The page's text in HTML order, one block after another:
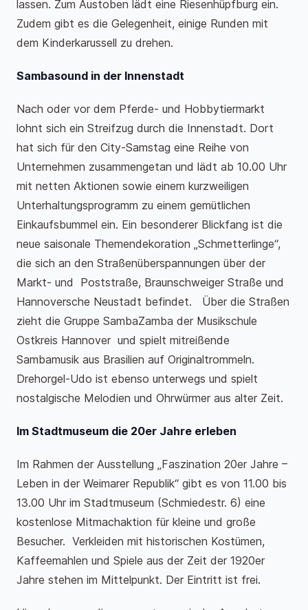
lassen. Zum Austoben lädt eine Riesenhüpfburg ein.
Zudem gibt es die Gelegenheit, einige Runden mit
dem Kinderkarussell zu drehen.
Sambasound in der Innenstadt
Nach oder vor dem Pferde- und Hobbytiermarkt
lohnt sich ein Streifzug durch die Innenstadt. Dort
hat sich für den City-Samstag eine Reihe von
Unternehmen zusammengetan und lädt ab 10.00 Uhr
mit netten Aktionen sowie einem kurzweiligen
Unterhaltungsprogramm zu einem gemütlichen
Einkaufsbummel ein. Ein besonderer Blickfang ist die
neue saisonale Themendekoration „Schmetterlinge“,
die sich an den Straßenüberspannungen über der
Markt- und Poststraße, Braunschweiger Straße und
Hannoversche Neustadt befindet. Über die Straßen
zieht die Gruppe SambaZamba der Musikschule
Ostkreis Hannover und spielt mitreißende
Sambamusik aus Brasilien auf Originaltrommeln.
Drehorgel-Udo ist ebenso unterwegs und spielt
nostalgische Melodien und Ohrwürmer aus alter Zeit.
Im Stadtmuseum die 20er Jahre erleben
Im Rahmen der Ausstellung „Faszination 20er Jahre –
Leben in der Weimarer Republik“ gibt es von 11.00 bis
13.00 Uhr im Stadtmuseum (Schmiedestr. 6) eine
kostenlose Mitmachaktion für kleine und große
Besucher. Verkleiden mit historischen Kostümen,
Kaffeemahlen und Spiele aus der Zeit der 1920er
Jahre stehen im Mittelpunkt. Der Eintritt ist frei.